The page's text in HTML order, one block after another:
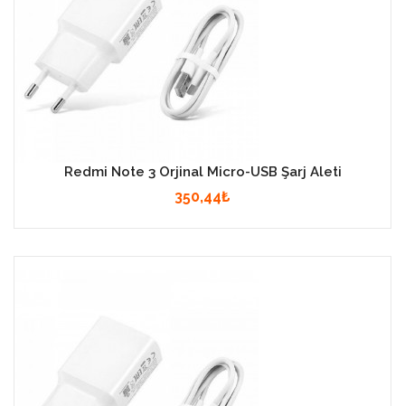
Redmi Note 3 Orjinal Micro-USB Şarj Aleti
350,44₺